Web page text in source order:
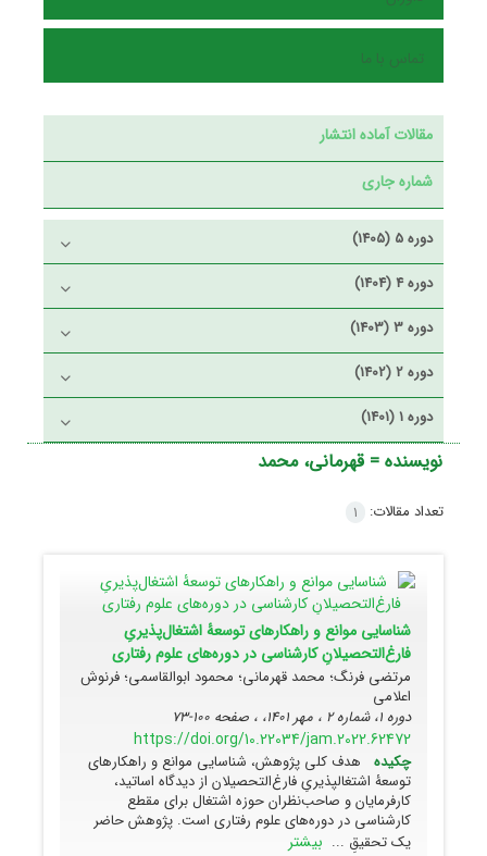
تماس با ما
مقالات آماده انتشار
شماره جاری
دوره 5 (1405)
دوره 4 (1404)
دوره 3 (1403)
دوره 2 (1402)
دوره 1 (1401)
نویسنده = قهرمانی، محمد
تعداد مقالات: 1
شناسایی موانع و راهکارهای توسعۀ اشتغال‌پذیریِ
فارغ‌التحصیلانِ کارشناسی در دوره‌های علوم رفتاری
مرتضی فرنگ؛ محمد قهرمانی؛ محمود ابوالقاسمی؛ فرنوش
اعلامی
دوره 1، شماره 2 ، مهر 1401، ، صفحه
100-73
https://doi.org/10.22034/jam.2022.62472
چکیده
هدف کلی پژوهش، شناسایی موانع و راهکارهای
توسعۀ اشتغالپذیریِ فارغ‌التحصیلان از دیدگاه اساتید،
کارفرمایان و صاحب‌نظران حوزه اشتغال برای مقطع
کارشناسی در دوره‌های علوم رفتاری است. پژوهش حاضر
یک تحقیقِ‌ ... بیشتر